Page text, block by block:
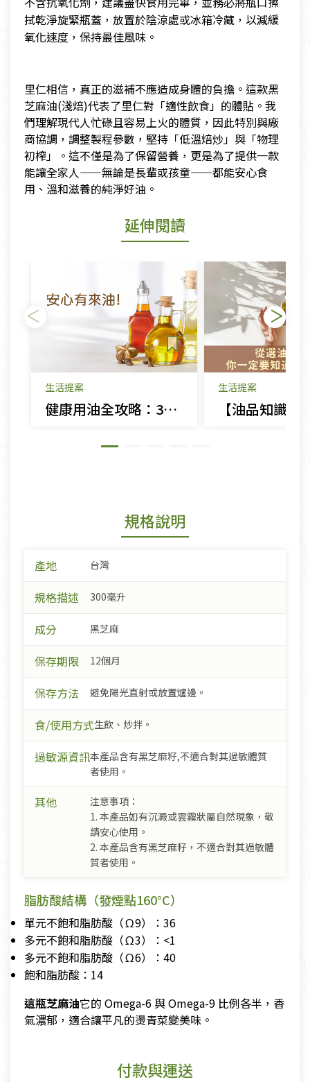
拭乾淨旋緊瓶蓋，放置於陰涼處或冰箱冷藏，以減緩
氧化速度，保持最佳風味。
里仁相信，真正的滋補不應造成身體的負擔。這款黑
芝麻油(淺焙)代表了里仁對「適性飲食」的體貼。我
們理解現代人忙碌且容易上火的體質，因此特別與廠
商協調，調整製程參數，堅持「低溫焙炒」與「物理
初榨」。這不僅是為了保留營養，更是為了提供一款
能讓全家人——無論是長輩或孩童——都能安心食
用、溫和滋養的純淨好油。
延伸閱讀
生活提案
健康用油全攻略：3分鐘看懂發煙點、冷壓初榨與保存秘訣
生活提案
規格說明
產地 台灣
規格描述 300毫升
成分 黑芝麻
保存期限 12個月
保存方法 避免陽光直射或放置爐邊。
食/使用方式生飲、炒拌。
過敏源資訊本產品含有黑芝麻籽,不適合對其過敏體質
者使用。
其他
注意事項：
1. 本產品如有沉澱或雲霧狀屬自然現象，敬
請安心使用。
2. 本產品含有黑芝麻籽，不適合對其過敏體
質者使用。
脂肪酸結構（發煙點160°C）
單元不飽和脂肪酸（Ω9）：36
多元不飽和脂肪酸（Ω3）：<1
多元不飽和脂肪酸（Ω6）：40
飽和脂肪酸：14
這瓶芝麻油它的 Omega-6 與 Omega-9 比例各半，香
氣濃郁，適合讓平凡的燙青菜變美味。
付款與運送